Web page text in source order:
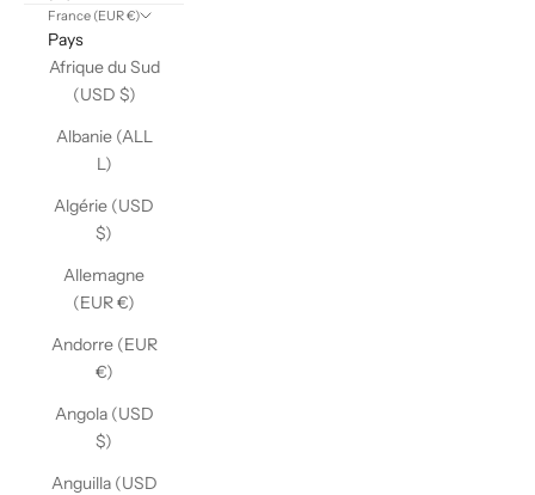
France (EUR €)
Pays
Afrique du Sud
(USD $)
Albanie (ALL
L)
Algérie (USD
$)
Allemagne
(EUR €)
Andorre (EUR
€)
Angola (USD
$)
Anguilla (USD